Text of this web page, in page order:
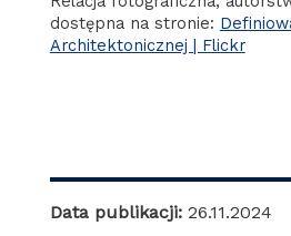
dostępna na stronie:
Architektonicznej | Flickr
Data publikacji: 26.11.2024